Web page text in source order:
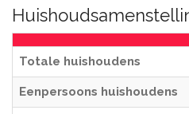
Totale huishoudens
Eenpersoons huishoudens